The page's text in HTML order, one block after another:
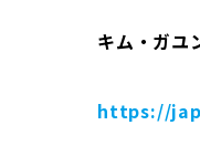
キム・ガユ
https://